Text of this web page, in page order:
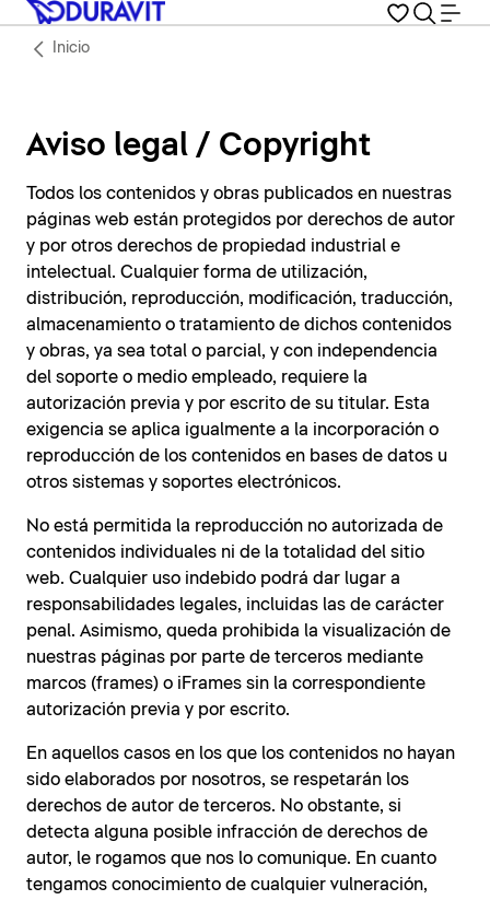
Inicio
Aviso legal / Copyright
Todos los contenidos y obras publicados en nuestras
páginas web están protegidos por derechos de autor
y por otros derechos de propiedad industrial e
intelectual. Cualquier forma de utilización,
distribución, reproducción, modificación, traducción,
almacenamiento o tratamiento de dichos contenidos
y obras, ya sea total o parcial, y con independencia
del soporte o medio empleado, requiere la
autorización previa y por escrito de su titular. Esta
exigencia se aplica igualmente a la incorporación o
reproducción de los contenidos en bases de datos u
otros sistemas y soportes electrónicos.
No está permitida la reproducción no autorizada de
contenidos individuales ni de la totalidad del sitio
web. Cualquier uso indebido podrá dar lugar a
responsabilidades legales, incluidas las de carácter
penal. Asimismo, queda prohibida la visualización de
nuestras páginas por parte de terceros mediante
marcos (frames) o iFrames sin la correspondiente
autorización previa y por escrito.
En aquellos casos en los que los contenidos no hayan
sido elaborados por nosotros, se respetarán los
derechos de autor de terceros. No obstante, si
detecta alguna posible infracción de derechos de
autor, le rogamos que nos lo comunique. En cuanto
tengamos conocimiento de cualquier vulneración,